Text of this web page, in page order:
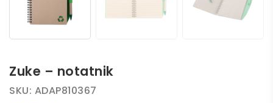
Zuke – notatnik
SKU: ADAP810367